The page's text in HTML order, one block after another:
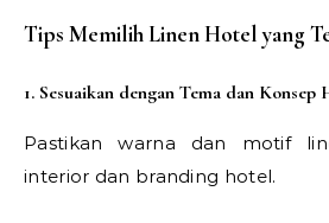
Tips Memilih Linen Hotel yang
1. Sesuaikan dengan Tema dan Konsep
Pastikan warna dan motif
interior dan branding hotel.